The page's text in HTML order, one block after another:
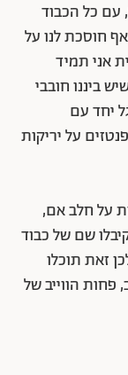
עם כל הכבוד
חוסכת לנו על
אני תמיד
ביננו חובבי
יחד עם
מהגברים מפנטזים על יריקות
על חלב אם,
שם של כבוד
זאת תוכלו
פחות הווייב של